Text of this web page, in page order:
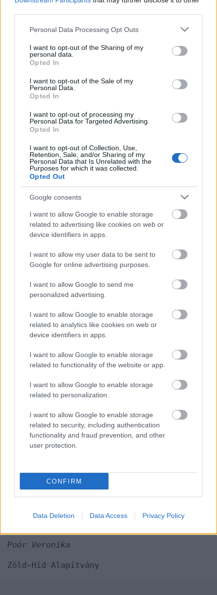
Please note that this website/app uses one or more Google
not limited to your visit or usage behaviour. You may click to
grant or deny consent to Google and its third-party tags to
use your data for below specified purposes in below Google
consent section.
Personal Data Processing Opt Outs
I want to opt-out of the Sharing of my
personal data.
Opted In
I want to opt-out of the Sale of my
Personal Data.
Opted In
I want to opt-out of processing my
Personal Data for Targeted Advertising.
Opted In
I want to opt-out of Collection, Use,
Retention, Sale, and/or Sharing of my
Personal Data that Is Unrelated with the
Purposes for which it was collected.
Opted Out
Google consents
I want to allow Google to enable storage
related to advertising like cookies on web or
device identifiers in apps.
I want to allow my user data to be sent to
Google for online advertising purposes.
I want to allow Google to send me
personalized advertising.
I want to allow Google to enable storage
related to analytics like cookies on web or
device identifiers in apps.
I want to allow Google to enable storage
related to functionality of the website or app.
I want to allow Google to enable storage
related to personalization.
I want to allow Google to enable storage
related to security, including authentication
functionality and fraud prevention, and other
user protection.
CONFIRM
Data Deletion Data Access Privacy Policy
igazi karácsony hóesés nélkül? A
másodikra már tudjuk a választ.
Létezik, ahogy az első is.
tartós faelemeket stb. Ha élő fát
választasz helyi, fenntartható forrást
minőségit válassz, és használd hosszan
(nagyon-nagyon hosszan). A tűlevelek
porszívózásánál csak egy rosszabb van
ha műanyag tűlevél roncsokat
porszívózol.
természetes anyagokat (dió,
narancshéjat) vagy készíthetsz
kartonpapír díszeket. Kerüld a műanyag
vagy egyszer használatos rémesen hamar
darabokat. Nem kell több. Ha
energiatakarékos LED fényekre váltasz,
kevesebb energiát fogyasztasz és
környezettudatosabb is vagy.
étkezés. Vásárolj a piacon,
szezonálisan, hogy csökkentsd az
élelmiszerek szállításával járó
környezeti terhelést. El is
oszthatjátok a főzést, beszéljetek
össze mit hozzanak a látogatók!
Figyelj arra, hogy annyi étel
készüljön amennyire szükség van, a
komposztálj.
Ha lehetőséged van rá fontold meg,
jótékonysági szervezetnek. Ez
különösen fontos lehet azoknak, akik
szükséget szenvednek–és itt
kiemelendő–nem csak karácsonykor.
Tehát vegyél mély levegőt, nézz körül és
értsd meg, hogy bele fogunk fulladni a
számtalan ajándékkal az pénzben nem
nevesíthető meg. Szánj időt magadra,
azokra akik fontosak neked és minden
Poór Veronika
Zöld-Híd Alapítvány